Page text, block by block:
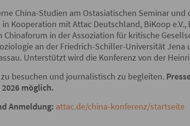
China-Studien am Ostasiatischen Seminar und
Kooperation mit Attac Deutschland, BiKoop
Chinaforum in der Assoziation für kritische
an der Friedrich-Schiller-Universität
Unterstützt wird die Konferenz von der
besuchen und journalistisch zu begleiten.
möglich.
Anmeldung: attac.de/china-konferenz/startseite